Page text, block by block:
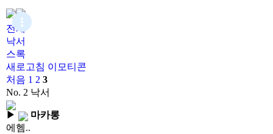
전체
낙서
스록
새로고침 이모티콘
처음 1 2 3
No. 2 낙서
▶
마카롱
에헴..